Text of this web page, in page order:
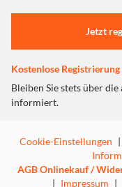
Einstellungen
Jetzt
Kostenlose Registrierung
Bleiben Sie stets über
informiert.
Cookie-Einstellungen |
AGB Onlinekauf /
| Impressum |